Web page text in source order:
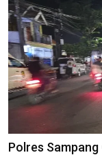
Polres